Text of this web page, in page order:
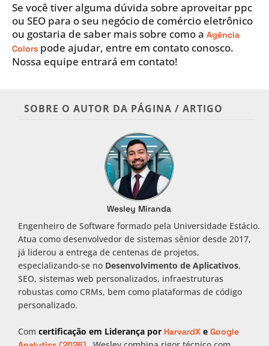
Se você tiver alguma dúvida sobre aproveitar ppc
ou SEO para o seu negócio de comércio eletrônico
ou gostaria de saber mais sobre como a Agência
Colors pode ajudar, entre em contato conosco.
Nossa equipe entrará em contato!
SOBRE O AUTOR DA PÁGINA / ARTIGO
Wesley Miranda
Engenheiro de Software formado pela Universidade Estácio.
Atua como desenvolvedor de sistemas sênior desde 2017,
já liderou a entrega de centenas de projetos,
especializando-se no Desenvolvimento de Aplicativos,
SEO, sistemas web personalizados, infraestruturas
robustas como CRMs, bem como plataformas de código
personalizado.
Com certificação em Liderança por HarvardX e Google